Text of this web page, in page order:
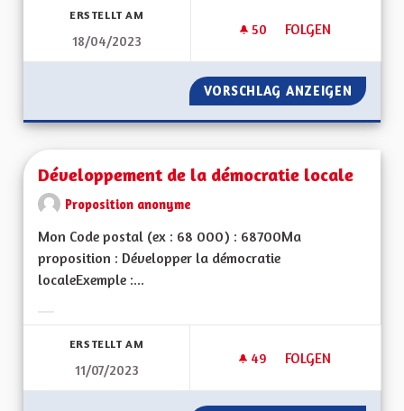
ERSTELLT AM
18/04/2023
50 50 FOLLOWER
FOLGEN
DES WEEKENDS
VORSCHLAG ANZEIGEN DES
Développement de la démocratie locale
Proposition anonyme
Mon Code postal (ex : 68 000) : 68700Ma
proposition : Développer la démocratie
localeExemple :...
ERSTELLT AM
11/07/2023
49 49 FOLLOWER
FOLGEN
DÉVELOPPEMENT